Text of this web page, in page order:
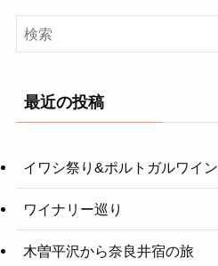
最近の投稿
イワシ祭り&ポルトガルワイン
ワイナリー巡り
木曽平沢から奈良井宿の旅